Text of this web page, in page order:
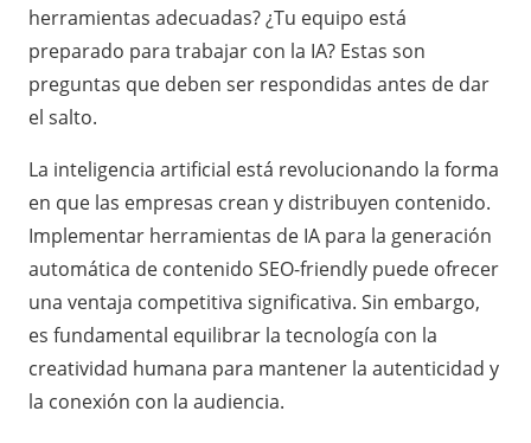
herramientas adecuadas? ¿Tu equipo está
preparado para trabajar con la IA? Estas son
preguntas que deben ser respondidas antes de dar
el salto.
La inteligencia artificial está revolucionando la forma
en que las empresas crean y distribuyen contenido.
Implementar herramientas de IA para la generación
automática de contenido SEO-friendly puede ofrecer
una ventaja competitiva significativa. Sin embargo,
es fundamental equilibrar la tecnología con la
creatividad humana para mantener la autenticidad y
la conexión con la audiencia.